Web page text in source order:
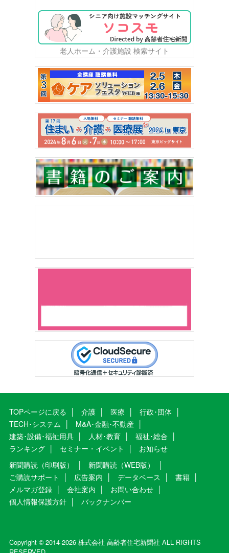
老人ホーム・介護施設 検索サイト
TOPページに戻る 介護 医療
行政･団体
TECH･システム
M&A･金融･不動産
建築･設備･福祉用具
人材･教育
福祉･総合
ランキング
セミナー・イベント
お知らせ
新聞購読（印刷版）
新聞購読（WEB版）
ご購読サポート
広告案内 データベース
書籍
メルマガ登録
会社案内
お問い合わせ
個人情報保護方針
バックナンバー
Copyright © 2014-2026 株式会社 高齢者住宅新聞社 ALL RIGHTS